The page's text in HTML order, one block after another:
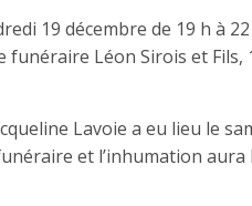
19 décembre de 19 h à
funéraire Léon Sirois et Fils,
Lavoie a eu lieu le
et l’inhumation